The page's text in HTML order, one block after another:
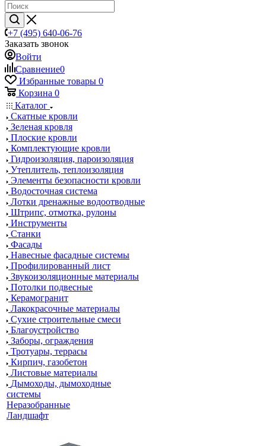
+7 (495) 640-06-76
Заказать звонок
Войти
Сравнение0
Избранные товары 0
Корзина 0
Каталог
Скатные кровли
Зеленая кровля
Плоские кровли
Комплектующие кровли
Гидроизоляция, пароизоляция
Утеплитель, теплоизоляция
Элементы безопасности кровли
Водосточная система
Лотки дренажные водоотводные
Штрипс, отмотка, рулоны
Инструменты
Станки
Фасады
Навесные фасадные системы
Профилированный лист
Звукоизоляционные материалы
Потолки подвесные
Керамогранит
Лакокрасочные материалы
Сухие строительные смеси
Благоустройство
Заборы, ограждения
Тротуары, террасы
Кирпич, газобетон
Листовые материалы
Дымоходы, дымоходные
системы
Неразобранные
Ландшафт